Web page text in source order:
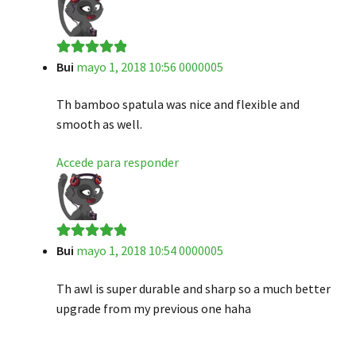
Valorado en
5
Bui mayo 1, 2018 10:56 0000005
Th bamboo spatula was nice and flexible and
smooth as well.
Accede para responder
Valorado en
5
Bui mayo 1, 2018 10:54 0000005
Th awl is super durable and sharp so a much better
upgrade from my previous one haha